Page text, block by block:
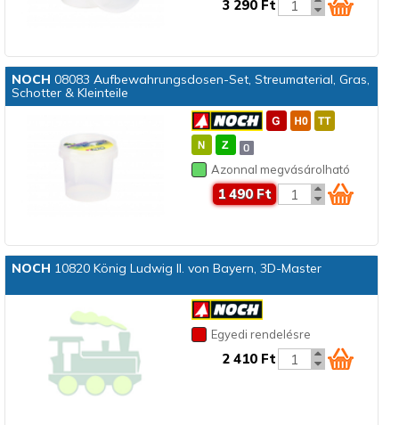
3 290 Ft
NOCH 08083 Aufbewahrungsdosen-Set, Streumaterial, Gras,
Schotter & Kleinteile
Azonnal megvásárolható
1 490 Ft
NOCH 10820 König Ludwig II. von Bayern, 3D-Master
Egyedi rendelésre
2 410 Ft